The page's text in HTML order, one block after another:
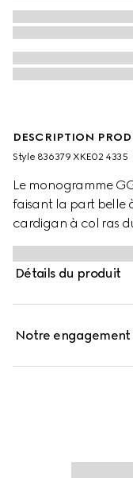
DESCRIPTION
Style ‎836379 XKE02 4335
Le monogramme
faisant la part belle
cardigan à col ras
blanc et arbore un
Détails du produit
Notre engagement